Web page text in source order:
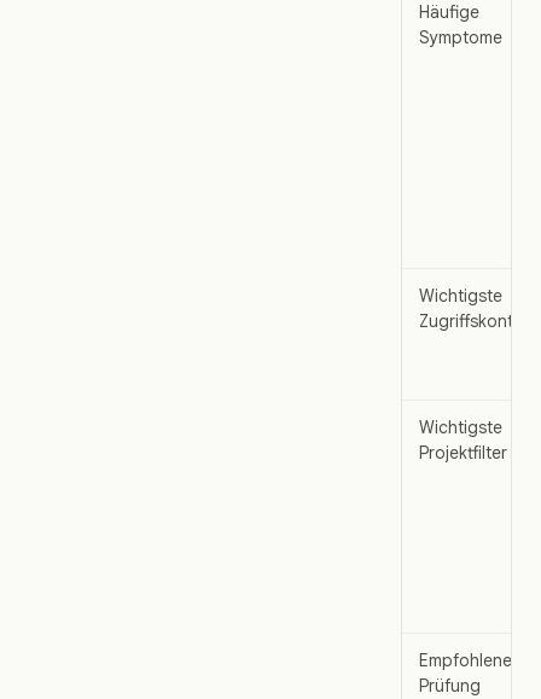
Häufige
Symptome
Wichtigste
Wichtigste
Projektfilter
Empfohlene
Prüfung